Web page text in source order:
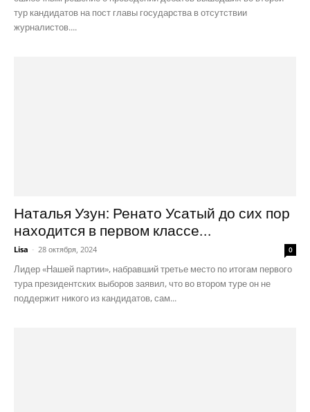
тур кандидатов на пост главы государства в отсутствии
журналистов....
Наталья Узун: Ренато Усатый до сих пор
находится в первом классе...
Lisa - 28 октября, 2024 0
Лидер «Нашей партии», набравший третье место по итогам первого
тура президентских выборов заявил, что во втором туре он не
поддержит никого из кандидатов, сам...